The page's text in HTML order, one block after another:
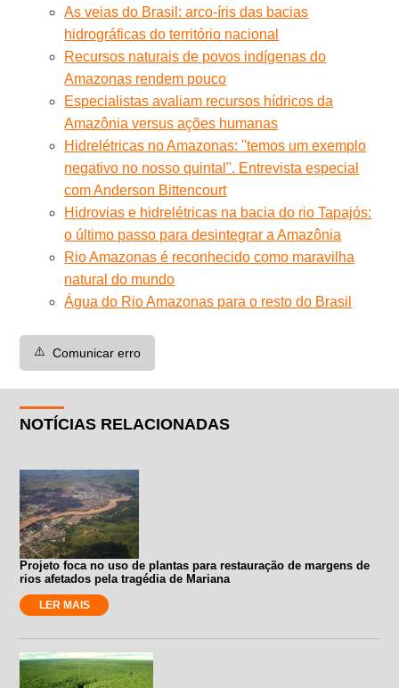
As veias do Brasil: arco-íris das bacias
hidrográficas do território nacional
Recursos naturais de povos indígenas do
Amazonas rendem pouco
Especialistas avaliam recursos hídricos da
Amazônia versus ações humanas
Hidrelétricas no Amazonas: ''temos um exemplo
negativo no nosso quintal''. Entrevista especial
com Anderson Bittencourt
Hidrovias e hidrelétricas na bacia do rio Tapajós:
o último passo para desintegrar a Amazônia
Rio Amazonas é reconhecido como maravilha
natural do mundo
Água do Rio Amazonas para o resto do Brasil
⚠️ Comunicar erro
NOTÍCIAS RELACIONADAS
Projeto foca no uso de plantas para restauração de margens de
rios afetados pela tragédia de Mariana
LER MAIS